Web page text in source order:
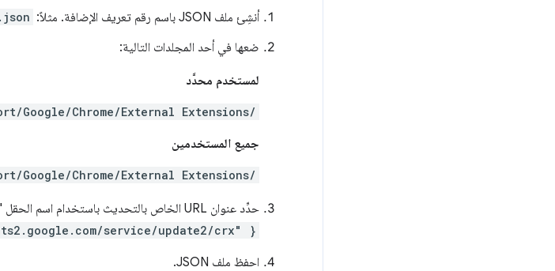
أنشِئ ملف JSON باسم رقم تعريف الإضافة. مثلاً:
ضعها في أحد المجلدات التالية:
لمستخدم محدَّد
Google/Chrome/External Extensions/
جميع المستخدمين
Google/Chrome/External Extensions/
حدِّد عنوان URL الخاص بالتحديث باستخدام اسم الحقل "external_update_url". على سبيل المثال:
service/update2/crx" }
احفظ ملف JSON.